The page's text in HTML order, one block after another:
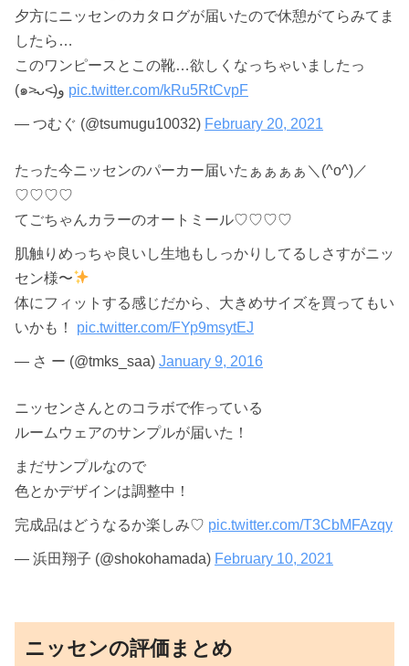
夕方にニッセンのカタログが届いたので休憩がてらみてま
したら…
このワンピースとこの靴…欲しくなっちゃいましたっ
pic.twitter.com/kRu5RtCvpF
— つむぐ (@tsumugu10032) February 20, 2021
たった今ニッセンのパーカー届いたぁぁぁぁ＼(^o^)／
♡♡♡♡
てごちゃんカラーのオートミール♡♡♡♡
肌触りめっちゃ良いし生地もしっかりしてるしさすがニッ
セン様〜
体にフィットする感じだから、大きめサイズを買ってもい
いかも！ pic.twitter.com/FYp9msytEJ
— さ ー (@tmks_saa) January 9, 2016
ニッセンさんとのコラボで作っている
ルームウェアのサンプルが届いた！
まだサンプルなので
色とかデザインは調整中！
完成品はどうなるか楽しみ♡ pic.twitter.com/T3CbMFAzqy
— 浜田翔子 (@shokohamada) February 10, 2021
ニッセンの評価まとめ